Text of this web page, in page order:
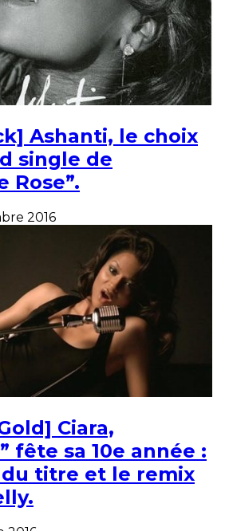
Ashanti, le choix
single de
Rose”.
2016
Ciara,
fête sa 10e année :
du titre et le remix